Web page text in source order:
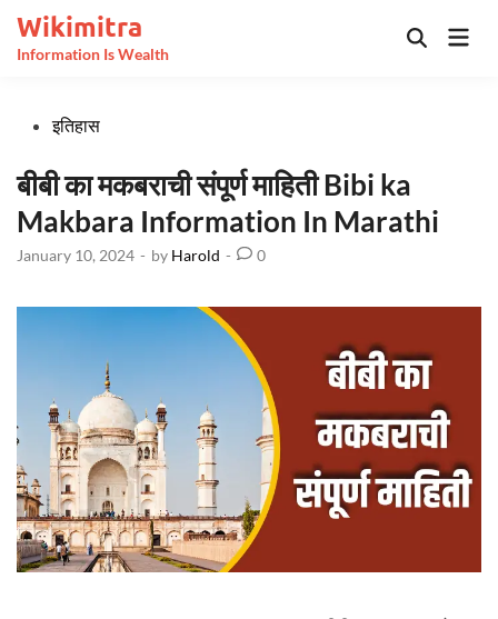
content
Wikimitra
Information Is Wealth
Open
Postedइतिहास
बीबी का मकबराची संपूर्ण माहिती Bibi ka
Makbara Information In Marathi
January 10, 2024 - by Harold - 0